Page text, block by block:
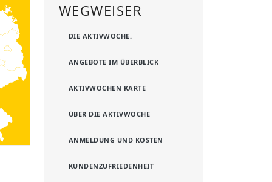
WEGWEISER
DIE AKTIVWOCHE.
ANGEBOTE IM ÜBERBLICK
AKTIVWOCHEN KARTE
ÜBER DIE AKTIVWOCHE
ANMELDUNG UND KOSTEN
KUNDENZUFRIEDENHEIT